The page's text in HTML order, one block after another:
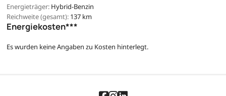
Energieträger: Hybrid-Benzin
Reichweite (gesamt): 137 km
Energiekosten***
Es wurden keine Angaben zu Kosten hinterlegt.